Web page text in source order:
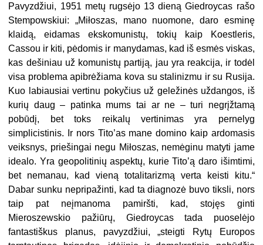
Pavyzdžiui, 1951 metų rugsėjo 13 dieną Giedroycas rašo
Stempowskiui: „Miłoszas, mano nuomone, daro esminę
klaidą, eidamas ekskomunistų, tokių kaip Koestleris,
Cassou ir kiti, pėdomis ir manydamas, kad iš esmės viskas,
kas dešiniau už komunistų partiją, jau yra reakcija, ir todėl
visa problema apibrėžiama kova su stalinizmu ir su Rusija.
Kuo labiausiai vertinu pokyčius už geležinės uždangos, iš
kurių daug – patinka mums tai ar ne – turi negrįžtamą
pobūdį, bet toks reikalų vertinimas yra pernelyg
simplicistinis. Ir nors Tito’as mane domino kaip ardomasis
veiksnys, priešingai negu Miłoszas, nemėginu matyti jame
idealo. Yra geopolitinių aspektų, kurie Tito’ą daro išimtimi,
bet nemanau, kad vieną totalitarizmą verta keisti kitu.“
Dabar sunku nepripažinti, kad ta diagnozė buvo tiksli, nors
taip pat neįmanoma pamiršti, kad, stojęs ginti
Mieroszewskio pažiūrų, Giedroycas tada puoselėjo
fantastiškus planus, pavyzdžiui, „steigti Rytų Europos